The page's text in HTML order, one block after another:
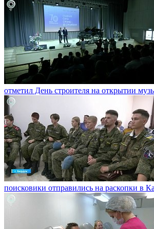
отметил День строителя на открытии
поисковики отправились на раскопки в